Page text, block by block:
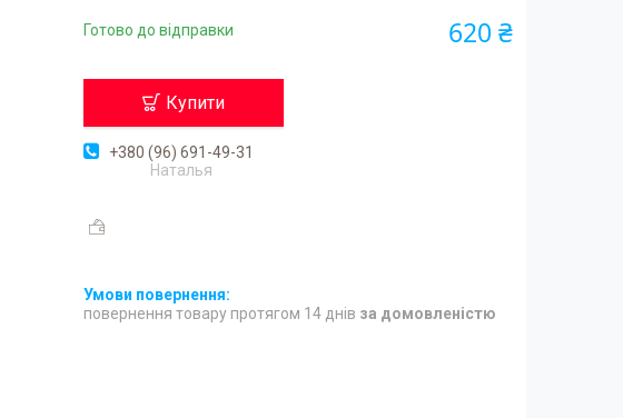
Готово до відправки 620 ₴
Купити
+380 (96) 691-49-31
Наталья
повернення товару протягом 14 днів за домовленістю